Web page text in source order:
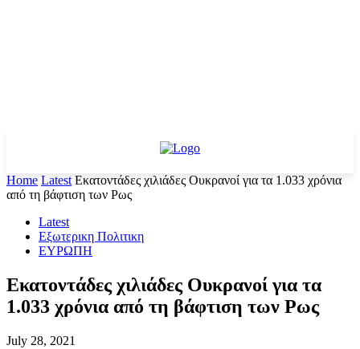
Home Latest Εκατοντάδες χιλιάδες Ουκρανοί για τα 1.033 χρόνια
από τη βάφτιση των Ρως
Latest
Εξωτερικη Πολιτικη
ΕΥΡΩΠΗ
Εκατοντάδες χιλιάδες Ουκρανοί για τα
1.033 χρόνια από τη βάφτιση των Ρως
July 28, 2021